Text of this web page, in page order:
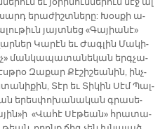
ե­րա­ժիշտ­նե­րը: Խօս­քի ա­
յայտ­նեց «Գա­յիա­նէ»
Կա­րէն եւ Ժագ­լին Մա­կի­
ման­կա­պա­տա­նե­կան երգ­չա­
Զա­քար Քէ­շի­շեա­նին, ինչ­
Տէր եւ Տի­կին Սէմ Պալ­
ե­րես­փո­խա­նա­կան գրա­սե­
«Վա­հէ Սէ­թեան» հրա­տա­